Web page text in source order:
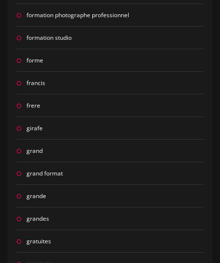
formation photographe professionnel
formation studio
forme
francis
frere
girafe
grand
grand format
grande
grandes
gratuites